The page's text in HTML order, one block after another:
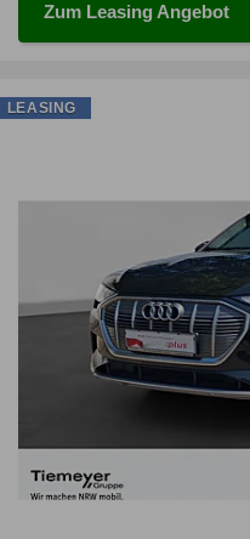
Zum Leasing Angebot
LEASING